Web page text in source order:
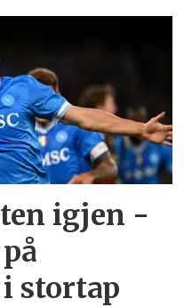
igjen -
stortap